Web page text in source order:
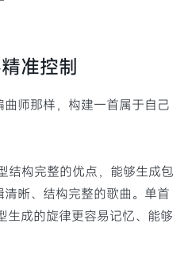
准控制
师那样，构建一首属于自己
结构完整的优点，能够生成包
晰、结构完整的歌曲。单首
生成的旋律更容易记忆、能够